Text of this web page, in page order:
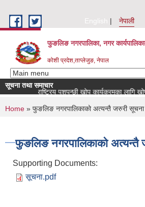
English
नेपाली
फुङलिङ नगरपालिका, नगर
कोशी प्रदेश,ताप्लेजुङ, नेपाल
सूचना तथा समाचार
राष्ट्रिय पशुपन्छी खोप कार्यक्रमका लागि
You are here
Home » फुङलिङ नगरपालिकाको अत्यन्तै जरुरी सूचना
फुङलिङ नगरपालिकाको अत्यन्तै
Supporting Documents:
सूचना.pdf